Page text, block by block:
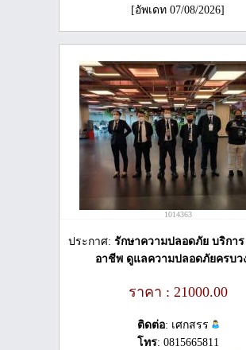
[อัพเดท 07/08/2026]
1014363
ประกาศ: รักษาความปลอดภัย บริกา
อาชีพ ดูแลความปลอดภัยครบว
ราคา : 21000.00
ติดต่อ: เศกสรร
โทร: 0815665811